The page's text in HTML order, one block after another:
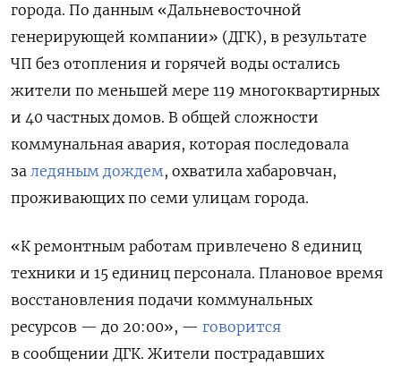
города. По данным «Дальневосточной
генерирующей компании» (ДГК), в результате
ЧП без отопления и горячей воды остались
жители по меньшей мере 119 многоквартирных
и 40 частных домов. В общей сложности
коммунальная авария, которая последовала
за ледяным дождем, охватила хабаровчан,
проживающих по семи улицам города.
«К ремонтным работам привлечено 8 единиц
техники и 15 единиц персонала. Плановое время
восстановления подачи коммунальных
ресурсов — до 20:00», — говорится
в сообщении ДГК. Жители пострадавших